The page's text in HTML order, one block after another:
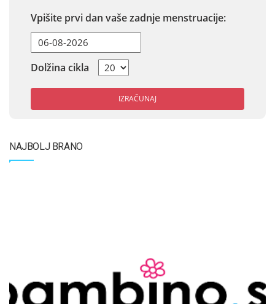
Vpišite prvi dan vaše zadnje menstruacije:
Dolžina cikla
IZRAČUNAJ
NAJBOLJ BRANO